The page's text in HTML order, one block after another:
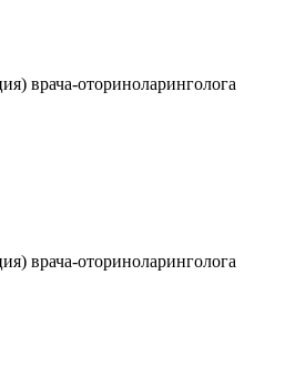
врача-оториноларинголога
врача-оториноларинголога